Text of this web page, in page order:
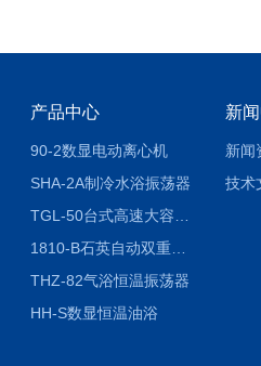
产品中心
90-2数显电动离心机
SHA-2A制冷水浴振荡器
1810-B石英自动双重纯水蒸馏水器
THZ-82气浴恒温振荡器
HH-S数显恒温油浴
新
新闻
技术